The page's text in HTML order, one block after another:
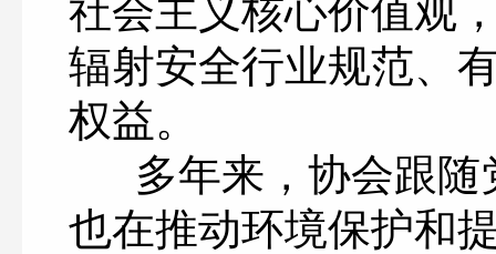
社会主义核心价值观
辐射安全行业规范、
权益。
多年来，协会跟随
也在推动环境保护和